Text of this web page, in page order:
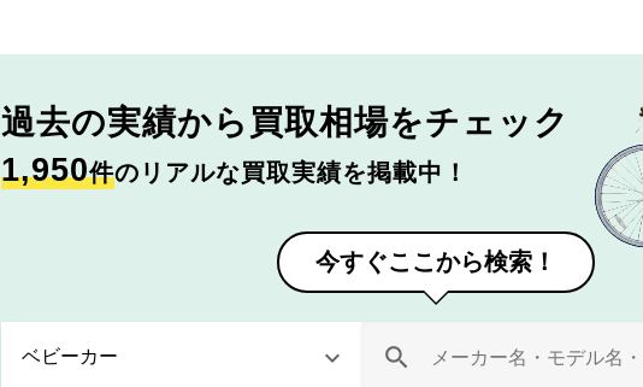
過去の実績から 買取相場をチェック
1,950件のリアルな買取実績を掲載中！
今すぐここから検索！